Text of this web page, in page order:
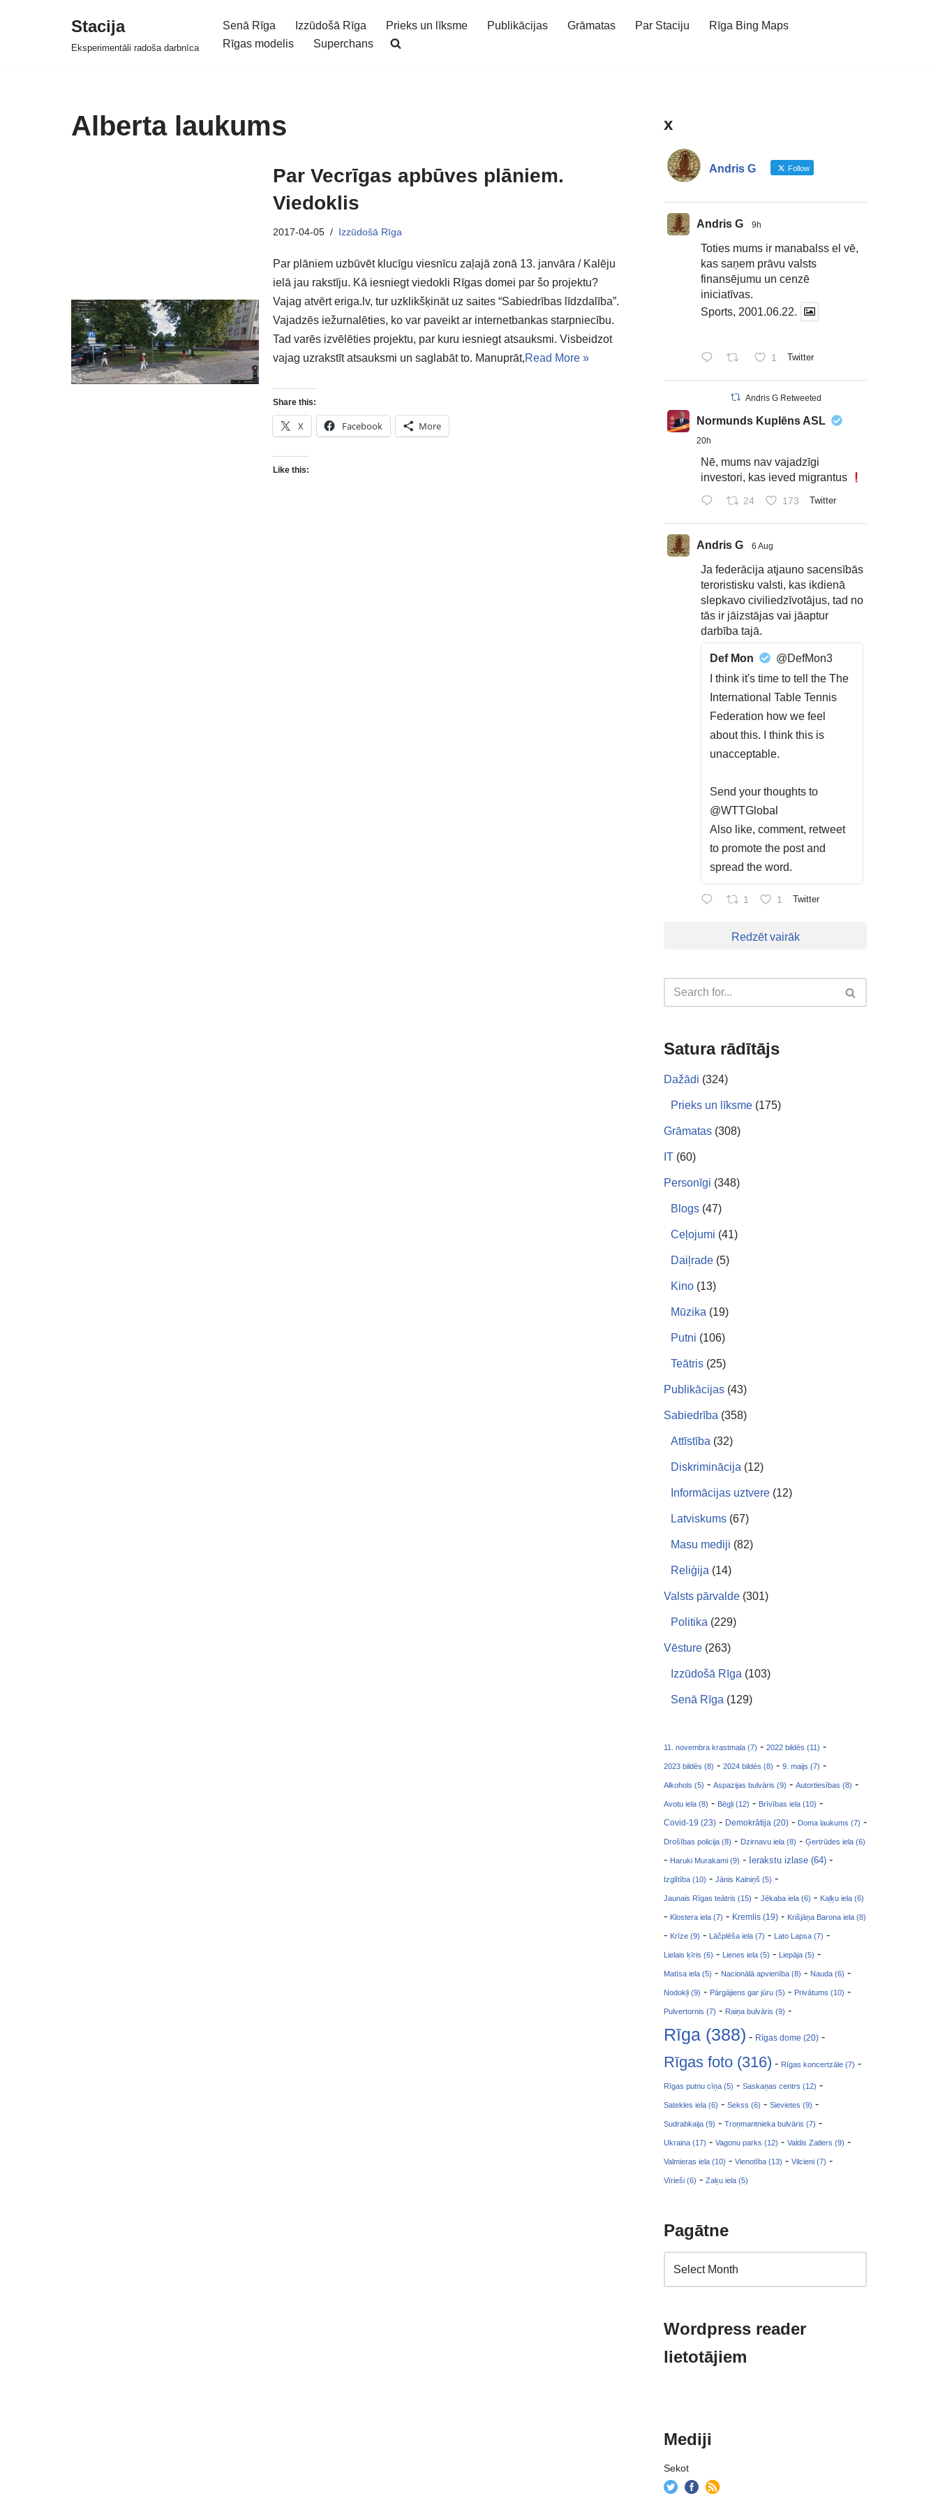
Stacija
Eksperimentāli radoša darbnīca
Senā Rīga Izzūdošā Rīga Prieks un līksme Publikācijas Grāmatas Par Staciju
Rīga Bing Maps
Rīgas modelis
Superchans
Alberta laukums
Par Vecrīgas apbūves plāniem.
Viedoklis
2017-04-05 Izzūdošā Rīga
Par plāniem uzbūvēt klucīgu viesnīcu zaļajā zonā 13. janvāra / Kalēju
ielā jau rakstīju. Kā iesniegt viedokli Rīgas domei par šo projektu?
Vajag atvērt eriga.lv, tur uzklikšķināt uz saites “Sabiedrības līdzdalība”.
Vajadzēs iežurnalēties, ko var paveikt ar internetbankas starpniecību.
Tad varēs izvēlēties projektu, par kuru iesniegt atsauksmi. Visbeidzot
vajag uzrakstīt atsauksmi un saglabāt to. Manuprāt,Read More »
Share this:
X Facebook More
Like this:
x
Andris G Follow
Andris G 9h
Toties mums ir manabalss el vē,
kas saņem prāvu valsts
finansējumu un cenzē
iniciatīvas.
Sports, 2001.06.22.
1 Twitter
Andris G Retweeted
Normunds Kuplēns ASL
20h
Nē, mums nav vajadzīgi
investori, kas ieved migrantus
24 173 Twitter
Andris G 6 Aug
Ja federācija atjauno sacensībās
teroristisku valsti, kas ikdienā
slepkavo civiliedzīvotājus, tad no
tās ir jāizstājas vai jāaptur
darbība tajā.
Def Mon
@DefMon3
I think it's time to tell the The
International Table Tennis
Federation how we feel
about this. I think this is
unacceptable.
Send your thoughts to
@WTTGlobal
Also like, comment, retweet
to promote the post and
spread the word.
1 1 Twitter
Redzēt vairāk
Satura rādītājs
Dažādi (324)
Prieks un līksme (175)
Grāmatas (308)
IT (60)
Personīgi (348)
Blogs (47)
Ceļojumi (41)
Daiļrade (5)
Kino (13)
Mūzika (19)
Putni (106)
Teātris (25)
Publikācijas (43)
Sabiedrība (358)
Attīstība (32)
Diskriminācija (12)
Informācijas uztvere (12)
Latviskums (67)
Masu mediji (82)
Reliģija (14)
Valsts pārvalde (301)
Politika (229)
Vēsture (263)
Izzūdošā Rīga (103)
Senā Rīga (129)
11. novembra krastmala (7) - 2022 bildēs (11) -
2023 bildēs (8) - 2024 bildēs (8) - 9. maijs (7) -
Alkohols (5) - Aspazijas bulvāris (9) - Autortiesības (8) -
Avotu iela (8) - Bēgļi (12) - Brīvības iela (10) -
Covid-19 (23) - Demokrātija (20) - Doma laukums (7) -
Drošības policija (8) - Dzirnavu iela (8) - Ģertrūdes iela (6)
- Haruki Murakami (9) - Ierakstu izlase (64) -
Izglītība (10) - Jānis Kalniņš (5) -
Jaunais Rīgas teātris (15) - Jēkaba iela (6) - Kaļķu iela (6)
- Klostera iela (7) - Kremlis (19) - Krišjāņa Barona iela (8)
- Krīze (9) - Lāčplēša iela (7) - Lato Lapsa (7) -
Lielais ķīris (6) - Lienes iela (5) - Liepāja (5) -
Matīsa iela (5) - Nacionālā apvienība (8) - Nauda (6) -
Nodokļi (9) - Pārgājiens gar jūru (5) - Privātums (10) -
Pulvertornis (7) - Raiņa bulvāris (9) -
Rīga (388) - Rīgas dome (20) -
Rīgas foto (316) - Rīgas koncertzāle (7) -
Rīgas putnu cīņa (5) - Saskaņas centrs (12) -
Satekles iela (6) - Sekss (6) - Sievietes (9) -
Sudrabkaija (9) - Troņmantnieka bulvāris (7) -
Ukraina (17) - Vagonu parks (12) - Valdis Zatlers (9) -
Valmieras iela (10) - Vienotība (13) - Vilcieni (7) -
Vīrieši (6) - Zaķu iela (5)
Pagātne
Wordpress reader
lietotājiem
Mediji
Sekot